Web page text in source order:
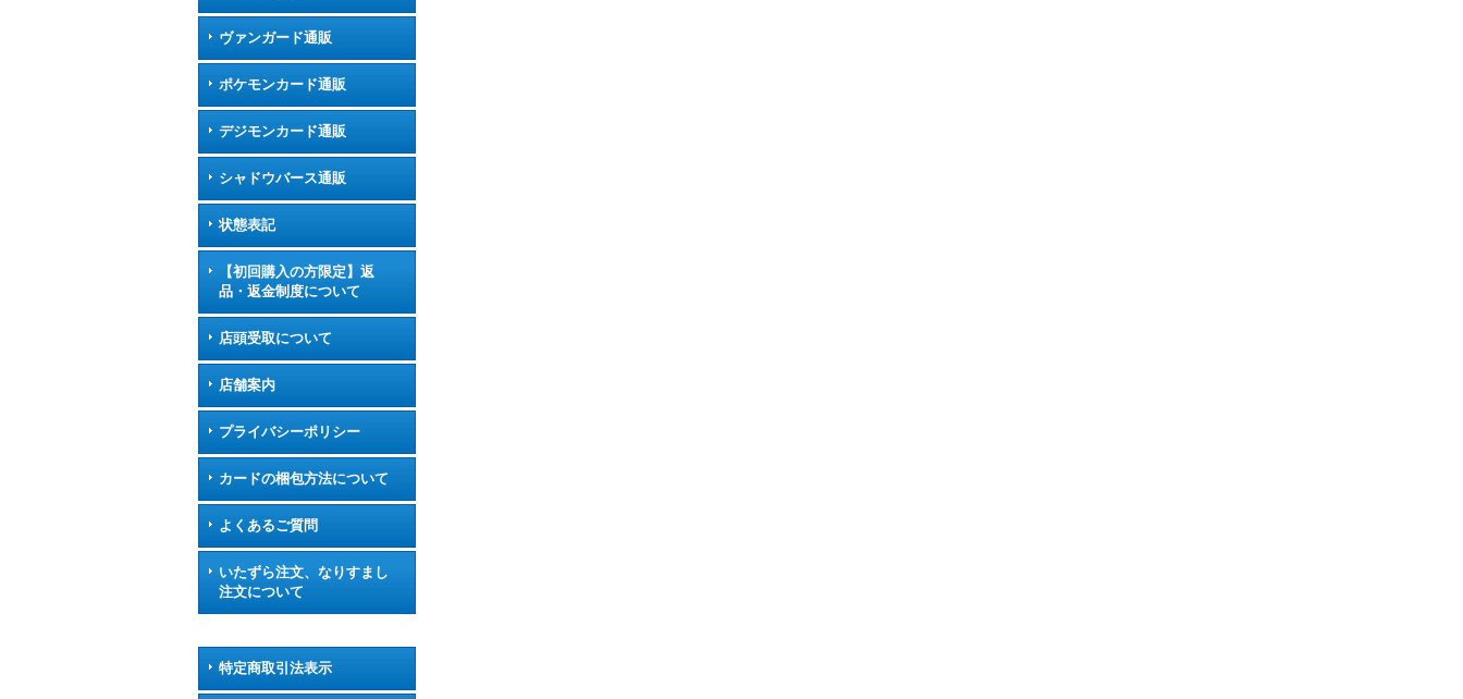
ヴァンガード通販
ポケモンカード通販
デジモンカード通販
シャドウバース通販
状態表記
【初回購入の方限定】返
品・返金制度について
店頭受取について
店舗案内
プライバシーポリシー
カードの梱包方法について
よくあるご質問
いたずら注文、なりすまし
注文について
特定商取引法表示